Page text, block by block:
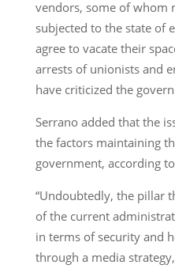
vendors, some of whom
subjected to the state of
agree to vacate their
arrests of unionists and
have criticized the
Serrano added that the
the factors maintaining
government, according
“Undoubtedly, the pillar
of the current
in terms of security and
through a media